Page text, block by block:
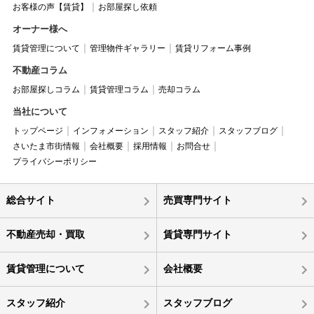
お客様の声【賃貸】
お部屋探し依頼
オーナー様へ
賃貸管理について 管理物件ギャラリー 賃貸リフォーム事例
不動産コラム
お部屋探しコラム 賃貸管理コラム 売却コラム
当社について
トップページ インフォメーション スタッフ紹介
スタッフブログ
さいたま市街情報
会社概要 採用情報
お問合せ
プライバシーポリシー
総合サイト 売買専門サイト
不動産売却・買取 賃貸専門サイト
賃貸管理について 会社概要
スタッフ紹介 スタッフブログ